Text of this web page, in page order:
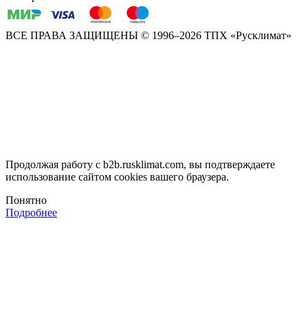
ВСЕ ПРАВА ЗАЩИЩЕНЫ © 1996–2026 ТПХ «Русклимат»
Продолжая работу с b2b.rusklimat.com, вы подтверждаете
использование сайтом cookies вашего браузера.
Понятно
Подробнее